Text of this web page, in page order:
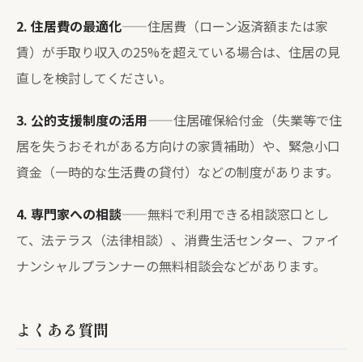
2. 住居費の最適化——住居費（ローン返済額または家
賃）が手取り収入の25%を超えている場合は、住居の見
直しを検討してください。
3. 公的支援制度の活用——住居確保給付金（失業等で住
居を失うおそれがある方向けの家賃補助）や、緊急小口
資金（一時的な生活費の貸付）などの制度があります。
4. 専門家への相談——無料で利用できる相談窓口とし
て、法テラス（法律相談）、消費生活センター、ファイ
ナンシャルプランナーの無料相談会などがあります。
よくある質問